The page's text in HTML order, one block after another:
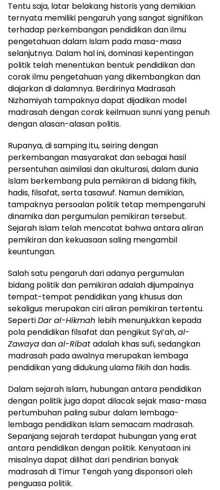
Tentu saja, latar belakang historis yang demikian
ternyata memiliki pengaruh yang sangat signifikan
terhadap perkembangan pendidikan dan ilmu
pengetahuan dalam Islam pada masa-masa
selanjutnya. Dalam hal ini, dominasi kepentingan
politik telah menentukan bentuk pendidikan dan
corak ilmu pengetahuan yang dikembangkan dan
diajarkan di dalamnya. Berdirinya Madrasah
Nizhamiyah tampaknya dapat dijadikan model
madrasah dengan corak keilmuan sunni yang penuh
dengan alasan-alasan politis.
Rupanya, di samping itu, seiring dengan
perkembangan masyarakat dan sebagai hasil
persentuhan asimilasi dan akulturasi, dalam dunia
Islam berkembang pula pemikiran di bidang fikih,
hadis, filsafat, serta tasawuf. Namun demikian,
tampaknya persoalan politik tetap mempengaruhi
dinamika dan pergumulan pemikiran tersebut.
Sejarah Islam telah mencatat bahwa antara aliran
pemikiran dan kekuasaan saling mengambil
keuntungan.
Salah satu pengaruh dari adanya pergumulan
bidang politik dan pemikiran adalah dijumpainya
tempat-tempat pendidikan yang khusus dan
sekaligus merupakan ciri aliran pemikiran tertentu.
SepertiDar al-Hikmah lebih menunjukkan kepada
pola pendidikan filsafat dan pengikut Syi’ah,al-
Zawayadanal-Ribat adalah khas sufi, sedangkan
madrasah pada awalnya merupakan lembaga
pendidikan yang didukung ulama fikih dan hadis.
Dalam sejarah Islam, hubungan antara pendidikan
dengan politik juga dapat dilacak sejak masa-masa
pertumbuhan paling subur dalam lembaga-
lembaga pendidikan Islam semacam madrasah.
Sepanjang sejarah terdapat hubungan yang erat
antara pendidikan dengan politik. Kenyataan ini
misalnya dapat dilihat dari pendirian banyak
madrasah di Timur Tengah yang disponsori oleh
penguasa politik.